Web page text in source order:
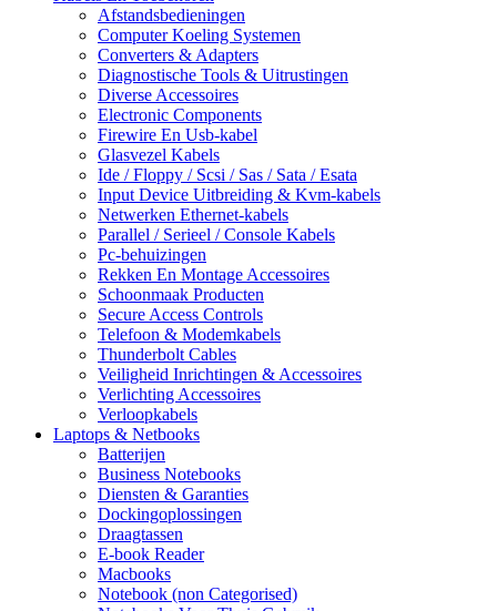
Afstandsbedieningen
Computer Koeling Systemen
Converters & Adapters
Diagnostische Tools & Uitrustingen
Diverse Accessoires
Electronic Components
Firewire En Usb-kabel
Glasvezel Kabels
Ide / Floppy / Scsi / Sas / Sata / Esata
Input Device Uitbreiding & Kvm-kabels
Netwerken Ethernet-kabels
Parallel / Serieel / Console Kabels
Pc-behuizingen
Rekken En Montage Accessoires
Schoonmaak Producten
Secure Access Controls
Telefoon & Modemkabels
Thunderbolt Cables
Veiligheid Inrichtingen & Accessoires
Verlichting Accessoires
Verloopkabels
Laptops & Netbooks
Batterijen
Business Notebooks
Diensten & Garanties
Dockingoplossingen
Draagtassen
E-book Reader
Macbooks
Notebook (non Categorised)